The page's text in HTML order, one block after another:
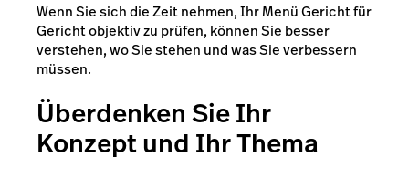
Wenn Sie sich die Zeit nehmen, Ihr Menü Gericht für
Gericht objektiv zu prüfen, können Sie besser
verstehen, wo Sie stehen und was Sie verbessern
müssen.
Überdenken Sie Ihr
Konzept und Ihr Thema